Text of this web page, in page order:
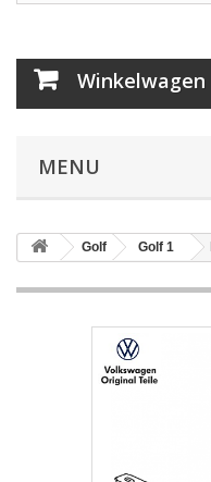
Winkelwagen
MENU
Golf Golf 1